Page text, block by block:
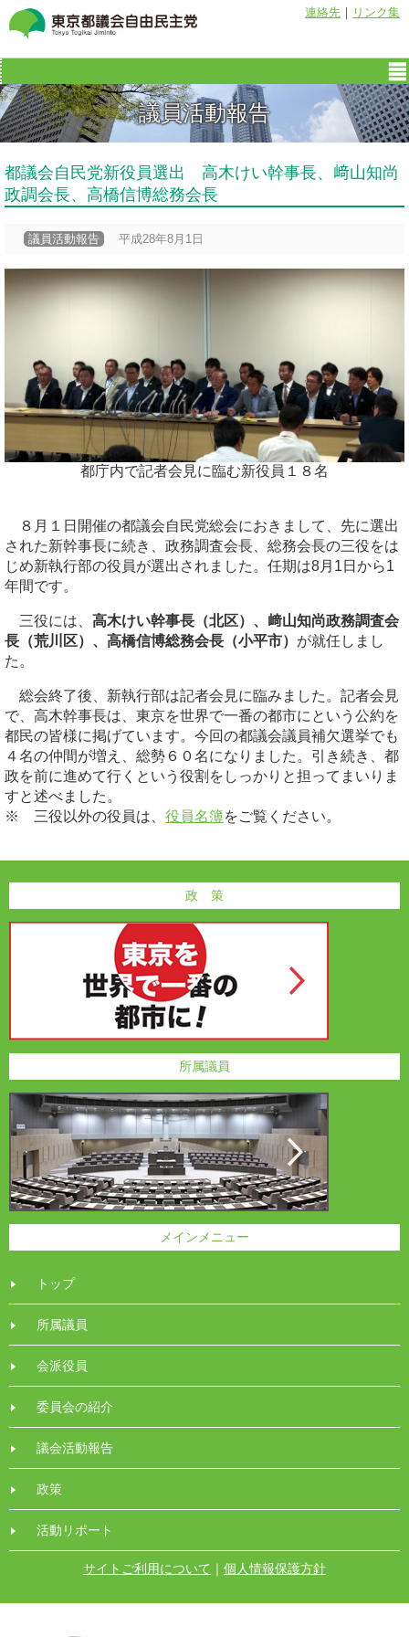
連絡先 ｜ リンク集
議員活動報告
都議会自民党新役員選出 高木けい幹事長、﨑山知尚
政調会長、高橋信博総務会長
議員活動報告 平成28年8月1日
都庁内で記者会見に臨む新役員１８名
８月１日開催の都議会自民党総会におきまして、先に選出
された新幹事長に続き、政務調査会長、総務会長の三役をは
じめ新執行部の役員が選出されました。任期は8月1日から1
年間です。
三役には、 高木けい幹事長（北区）、﨑山知尚政務調査会
長（荒川区）、高橋信博総務会長（小平市） が就任しまし
た。
総会終了後、新執行部は記者会見に臨みました。記者会見
で、高木幹事長は、東京を世界で一番の都市にという公約を
都民の皆様に掲げています。今回の都議会議員補欠選挙でも
４名の仲間が増え、総勢６０名になりました。引き続き、都
政を前に進めて行くという役割をしっかりと担ってまいりま
すと述べました。
※ 三役以外の役員は、 役員名簿をご覧ください。
政 策
所属議員
メインメニュー
トップ
所属議員
会派役員
委員会の紹介
議会活動報告
政策
活動リポート
サイトご利用について ｜ 個人情報保護方針